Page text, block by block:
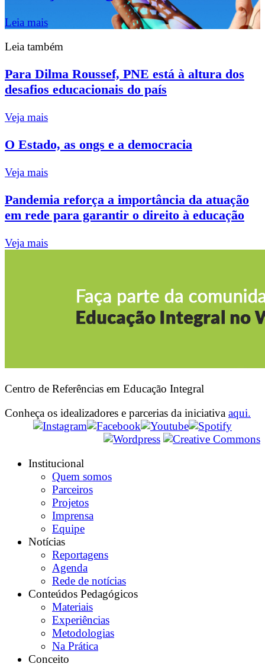
Leia mais
Leia também
Para Dilma Roussef, PNE está à altura dos
desafios educacionais do país
Veja mais
O Estado, as ongs e a democracia
Veja mais
Pandemia reforça a importância da atuação
em rede para garantir o direito à educação
Veja mais
Centro de Referências em Educação Integral
Conheça os idealizadores e parcerias da iniciativa aqui.
Institucional
Quem somos
Parceiros
Projetos
Imprensa
Equipe
Notícias
Reportagens
Agenda
Rede de notícias
Conteúdos Pedagógicos
Materiais
Experiências
Metodologias
Na Prática
Conceito